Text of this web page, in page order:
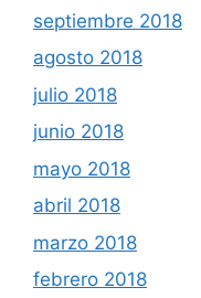
septiembre 2018
agosto 2018
julio 2018
junio 2018
mayo 2018
abril 2018
marzo 2018
febrero 2018